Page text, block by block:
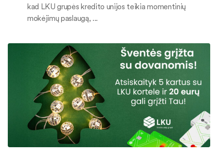
kad LKU grupės kredito unijos teikia momentinių
mokėjimų paslaugą, ...